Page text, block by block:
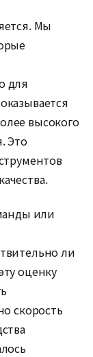
Мы
для
высокого
Это
или
ли
оценку
скорость